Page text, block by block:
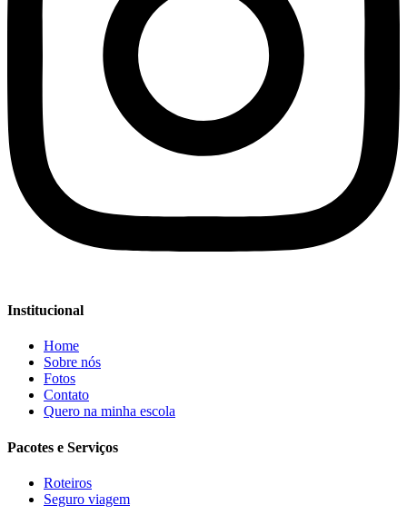
Institucional
Home
Sobre nós
Fotos
Contato
Quero na minha escola
Pacotes e Serviços
Roteiros
Seguro viagem